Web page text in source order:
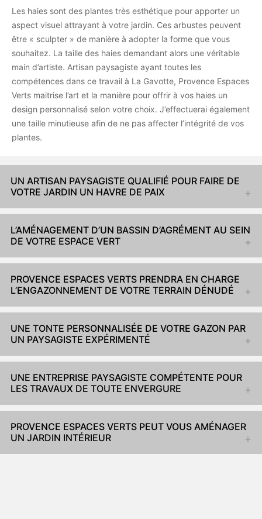
Les haies sont des plantes très esthétique pour apporter un
aspect visuel attrayant à votre jardin. Ces arbustes peuvent
être « sculpter » de manière à adopter la forme que vous
souhaitez. La taille des haies demandant alors une véritable
main d’artiste. Artisan paysagiste ayant toutes les
compétences dans ce travail à La Gavotte, Provence Espaces
Verts maitrise l’art et la manière pour offrir à vos haies un
design personnalisé selon votre choix. J’effectuerai également
une taille minutieuse afin de ne pas affecter l’intégrité de vos
plantes.
UN ARTISAN PAYSAGISTE QUALIFIÉ POUR FAIRE DE
VOTRE JARDIN UN HAVRE DE PAIX
L’AMÉNAGEMENT D’UN BASSIN D’AGRÉMENT AU SEIN
DE VOTRE ESPACE VERT
PROVENCE ESPACES VERTS PRENDRA EN CHARGE
L’ENGAZONNEMENT DE VOTRE TERRAIN DÉNUDÉ
UNE TONTE PERSONNALISÉE DE VOTRE GAZON PAR
UN PAYSAGISTE EXPÉRIMENTÉ
UNE ENTREPRISE PAYSAGISTE COMPÉTENTE POUR
LES TRAVAUX DE TOUTE ENVERGURE
PROVENCE ESPACES VERTS PEUT VOUS AMÉNAGER
UN JARDIN INTÉRIEUR